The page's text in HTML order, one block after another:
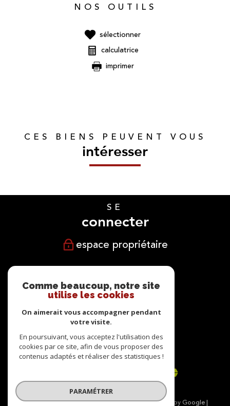
NOS OUTILS
sélectionner
calculatrice
imprimer
CES BIENS PEUVENT VOUS
intéresser
SE
connecter
espace propriétaire
suivre
NOUS
adhérons
© 2026 | Tous droits réservés | Traduction powered by Google |
Comme beaucoup, notre site
utilise les cookies
On aimerait vous accompagner pendant
votre visite.
En poursuivant, vous acceptez l'utilisation des
cookies par ce site, afin de vous proposer des
contenus adaptés et réaliser des statistiques !
PARAMÉTRER